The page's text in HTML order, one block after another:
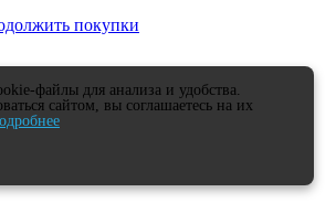
покупки
файлы для анализа и удобства.
сайтом, вы соглашаетесь на их